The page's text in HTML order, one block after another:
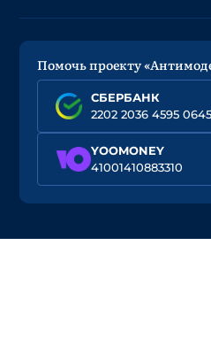
Помочь проекту
СБЕРБАНК
2202 2036 4595 0645
YOOMONEY
41001410883310